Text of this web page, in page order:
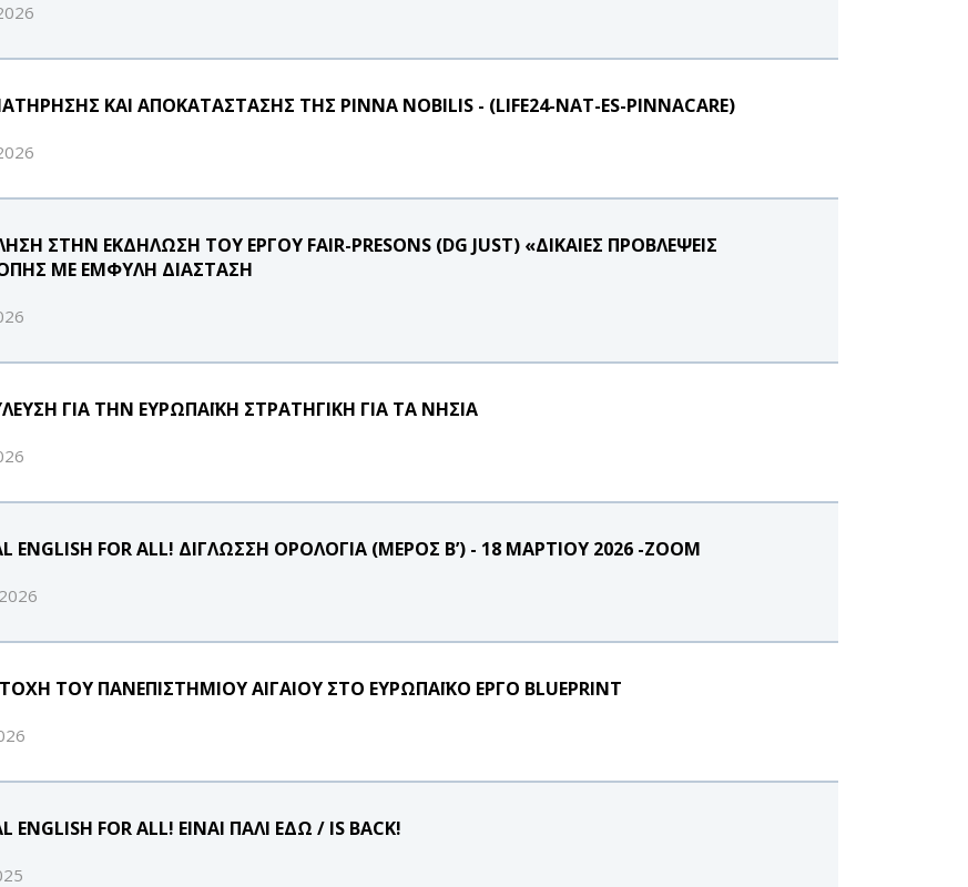
ΚΑΙ ΑΠΟΚΑΤΑΣΤΑΣΗΣ ΤΗΣ PINNA NOBILIS - (LIFE24-NAT-ES-PINNACARE)
ΣΤΗΝ ΕΚΔΗΛΩΣΗ ΤΟΥ ΕΡΓΟΥ FAIR-PRESONS (DG JUST) «ΔΙΚΑΙΕΣ ΠΡΟΒΛΕΨΕΙΣ
ΜΕ ΕΜΦΥΛΗ ΔΙΑΣΤΑΣΗ
ΓΙΑ ΤΗΝ ΕΥΡΩΠΑΪΚΗ ΣΤΡΑΤΗΓΙΚΗ ΓΙΑ ΤΑ ΝΗΣΙΑ
ENGLISH FOR ALL! ΔΙΓΛΩΣΣΗ ΟΡΟΛΟΓΙΑ (ΜΕΡΟΣ Β’) - 18 ΜΑΡΤΙΟΥ 2026 -ZOOM
ΤΟΥ ΠΑΝΕΠΙΣΤΗΜΙΟΥ ΑΙΓΑΙΟΥ ΣΤΟ ΕΥΡΩΠΑΪΚΟ ΕΡΓΟ BLUEPRINT
ENGLISH FOR ALL! ΕΙΝΑΙ ΠΑΛΙ ΕΔΩ / IS BACK!